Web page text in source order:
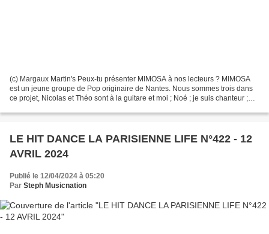
(c) Margaux Martin's Peux-tu présenter MIMOSA à nos lecteurs ? MIMOSA
est un jeune groupe de Pop originaire de Nantes. Nous sommes trois dans
ce projet, Nicolas et Théo sont à la guitare et moi ; Noé ; je suis chanteur ;
LE HIT DANCE LA PARISIENNE LIFE N°422 - 12
AVRIL 2024
Publié le 12/04/2024 à 05:20
Par Steph Musicnation